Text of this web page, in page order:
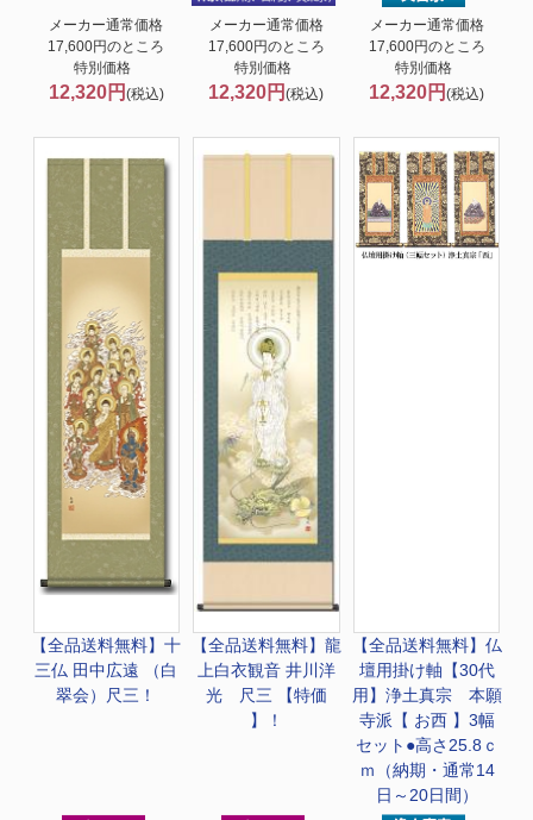
メーカー通常価格
17,600円のところ
特別価格
12,320円 (税込)
メーカー通常価格
17,600円のところ
特別価格
12,320円(税込)
メーカー通常価格
17,600円のところ
特別価格
12,320円(税込)
【全品送料無料】十
三仏 田中広遠 （白
翠会）尺三！
【全品送料無料】 龍
上白衣観音 井川洋
光 尺三 【特価
】！
【全品送料無料】 仏
壇用掛け軸【30代
用】浄土真宗 本願
寺派【 お西 】3幅
セット●高さ25.8ｃ
ｍ（納期・通常14
日～20日間）